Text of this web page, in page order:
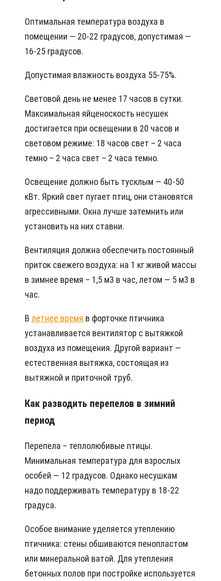
Оптимальная температура воздуха в
помещении — 20-22 градусов, допустимая —
16-25 градусов.
Допустимая влажность воздуха 55-75%.
Световой день не менее 17 часов в сутки.
Максимальная яйценоскость несушек
достигается при освещении в 20 часов и
световом режиме: 18 часов свет – 2 часа
темно – 2 часа свет – 2 часа темно.
Освещение должно быть тусклым — 40-50
кВт. Яркий свет пугает птиц, они становятся
агрессивными. Окна лучше затемнить или
установить на них ставни.
Вентиляция должна обеспечить постоянный
приток свежего воздуха: на 1 кг живой массы
в зимнее время – 1,5 м3 в час, летом — 5 м3 в
час.
В летнее время в форточке птичника
устанавливается вентилятор с вытяжкой
воздуха из помещения. Другой вариант —
естественная вытяжка, состоящая из
вытяжной и приточной труб.
Как разводить перепелов в зимний
период
Перепела – теплолюбивые птицы.
Минимальная температура для взрослых
особей — 12 градусов. Однако несушкам
надо поддерживать температуру в 18-22
градуса.
Особое внимание уделяется утеплению
птичника: стены обшиваются пенопластом
или минеральной ватой. Для утепления
бетонных полов при постройке используется